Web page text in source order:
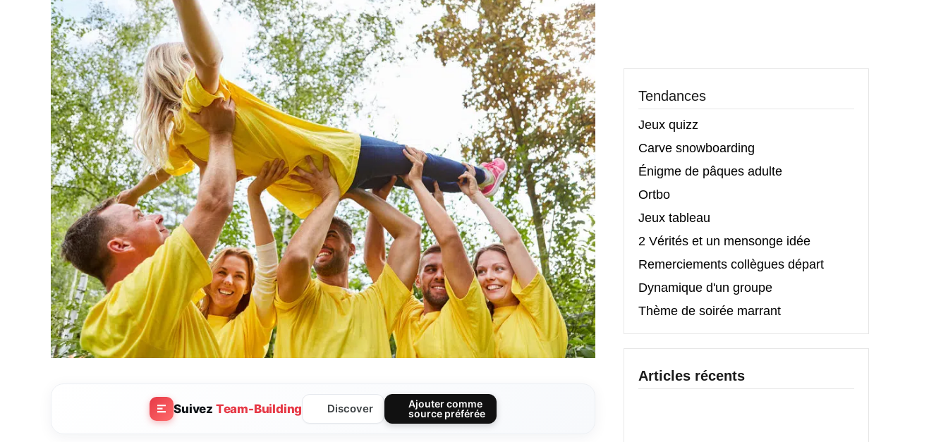
Suivez Team-Building Discover
Ajouter comme
source préférée
Tendances
Jeux quizz
Carve snowboarding
Énigme de pâques adulte
Ortbo
Jeux tableau
2 Vérités et un mensonge idée
Remerciements collègues départ
Dynamique d'un groupe
Thème de soirée marrant
Articles récents